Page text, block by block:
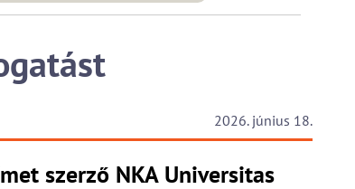
2026. június 18.
szerző NKA Universitas